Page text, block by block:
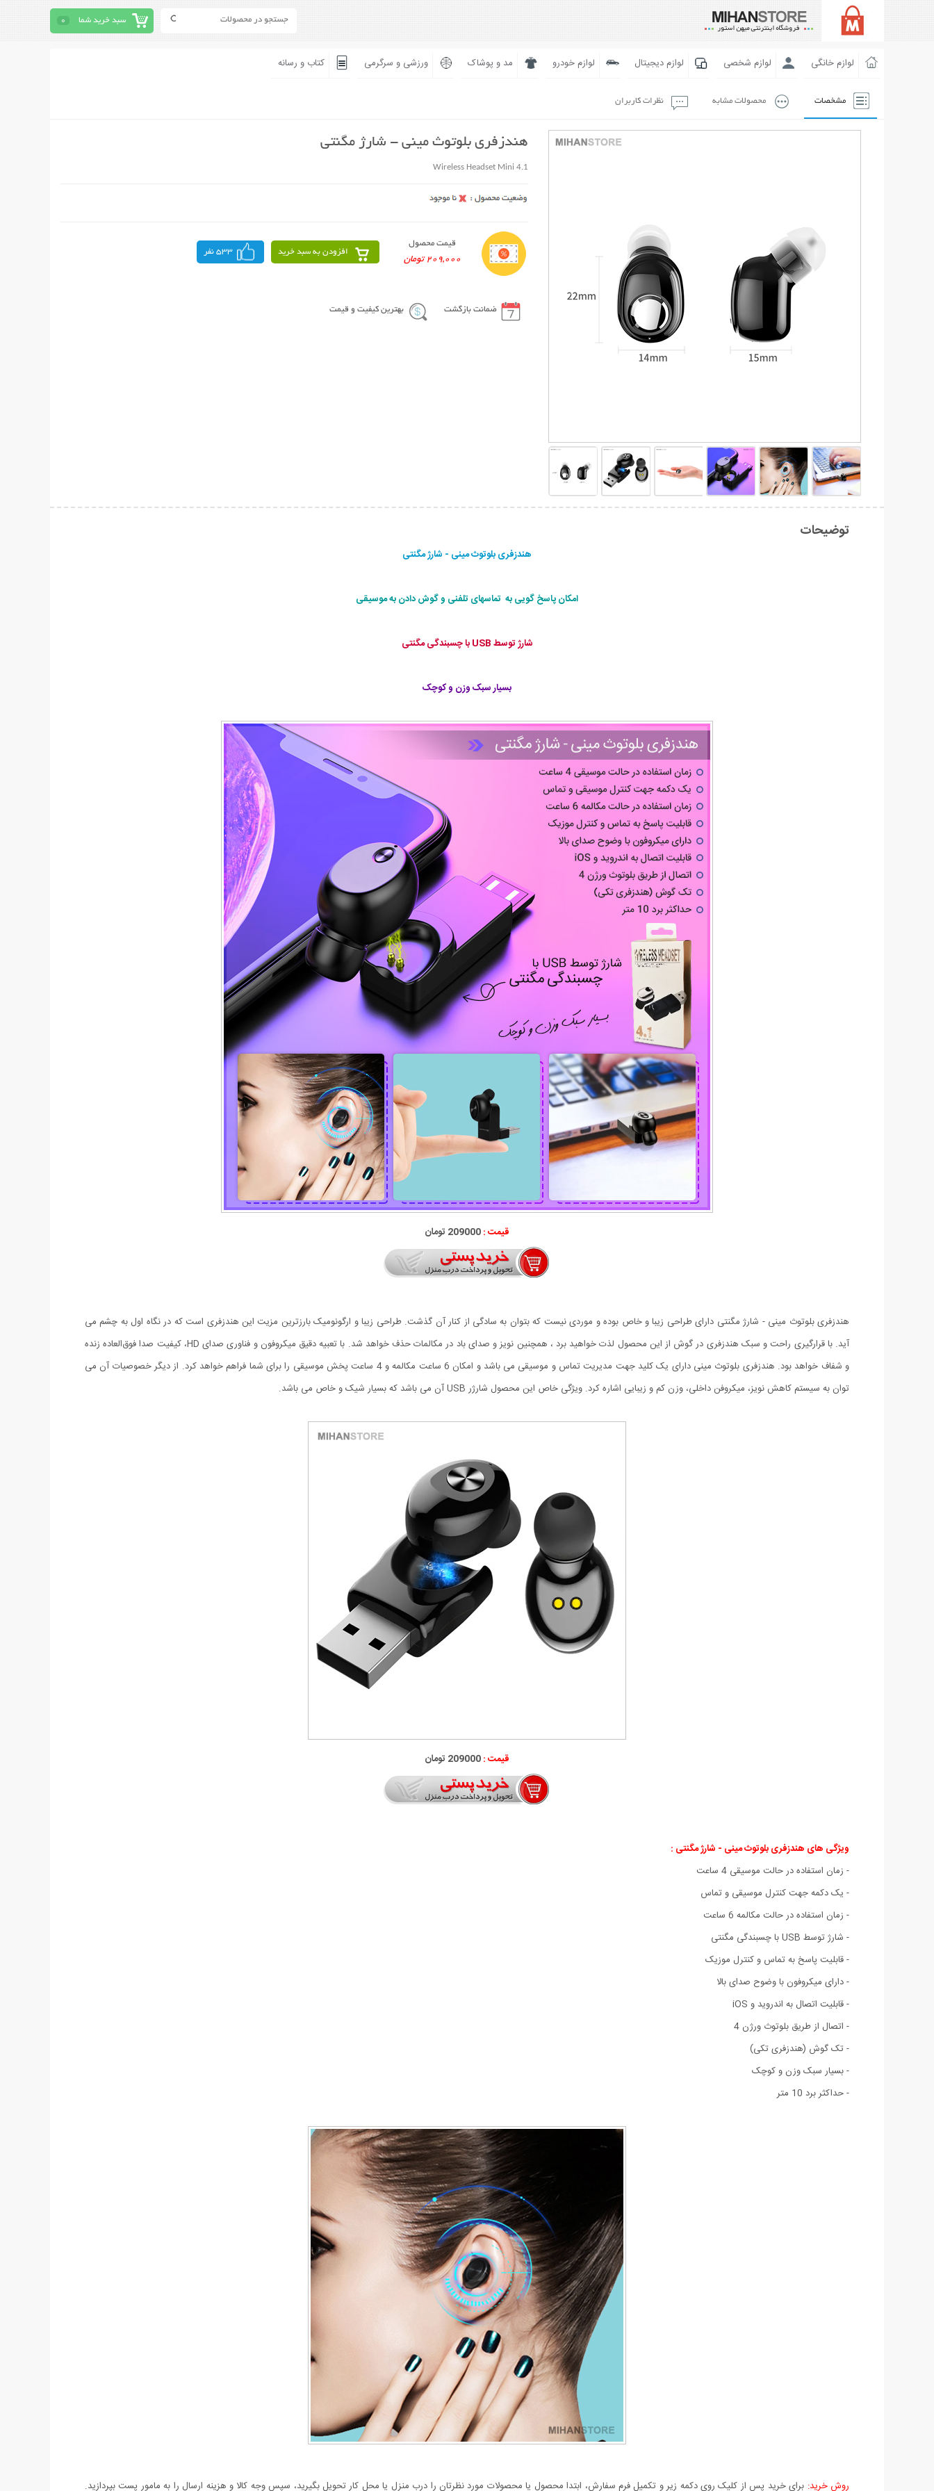
سبد خرید شما 0
لوازم خانگی لوازم شخصی لوازم دیجیتال لوازم خودرو مد و پوشاک ورزشی و سرگرمی کتاب و رسانه
مشخصات محصولات مشابه نظرات کاربران
هندزفری بلوتوث مینی - شارژ مگنتی
Wireless Headset Mini 4.1
قیمت محصول
209,000 تومان
افزودن به سبد خرید 533 نفر
ضمانت بازگشت بهترین کیفیت و قیمت
توضیحات
هندزفری بلوتوث مینی - شارژ مگنتی
امکان پاسخ گویی به تماسهای تلفنی و گوش دادن به موسیقی
شارژ توسط USB با چسبندگی مگنتی
بسیار سبک وزن و کوچک
قیمت :209000 تومان
هندزفری بلوتوث مینی - شارژ مگنتی دارای طراحی زیبا و خاص بوده و موردی نیست که بتوان به سادگی از کنار آن گذشت. طراحی زیبا و ارگونومیک بارزترین مزیت این هندزفری است که در نگاه اول به چشم می
آید. با قرارگیری راحت و سبک هندزفری در گوش از این محصول لذت خواهید برد ، همچنین نویز و صدای باد در مکالمات حذف خواهد شد. با تعبیه دقیق میکروفون و فناوری صدای HD، کیفیت صدا فوق‌العاده زنده
و شفاف خواهد بود. هندزفری بلوتوث مینی دارای یک کلید جهت مدیریت تماس و موسیقی می باشد و امکان 6 ساعت مکالمه و 4 ساعت پخش موسیقی را برای شما فراهم خواهد کرد. از دیگر خصوصیات آن می
توان به سیستم کاهش نویز، میکروفن داخلی، وزن کم و زیبایی اشاره کرد. ویژگی خاص این محصول شارژر USB آن می باشد که بسیار شیک و خاص می باشد.
قیمت :209000 تومان
ویژگی های هندزفری بلوتوث مینی - شارژ مگنتی :
- زمان استفاده در حالت موسیقی 4 ساعت
- یک دکمه جهت کنترل موسیقی و تماس
- زمان استفاده در حالت مکالمه 6 ساعت
- شارژ توسط USB با چسبندگی مگنتی
- قابلیت پاسخ به تماس و کنترل موزیک
- دارای میکروفون با وضوح صدای بالا
- قابلیت اتصال به اندروید و iOS
- اتصال از طریق بلوتوث ورژن 4
- تک گوش (هندزفری تکی)
- بسیار سبک وزن و کوچک
- حداکثر برد 10 متر
روش خرید: برای خرید پس از کلیک روی دکمه زیر و تکمیل فرم سفارش، ابتدا محصول یا محصولات مورد نظرتان را درب منزل یا محل کار تحویل بگیرید، سپس وجه کالا و هزینه ارسال را به مامور پست بپردازید.